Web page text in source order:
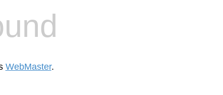
WebMaster.